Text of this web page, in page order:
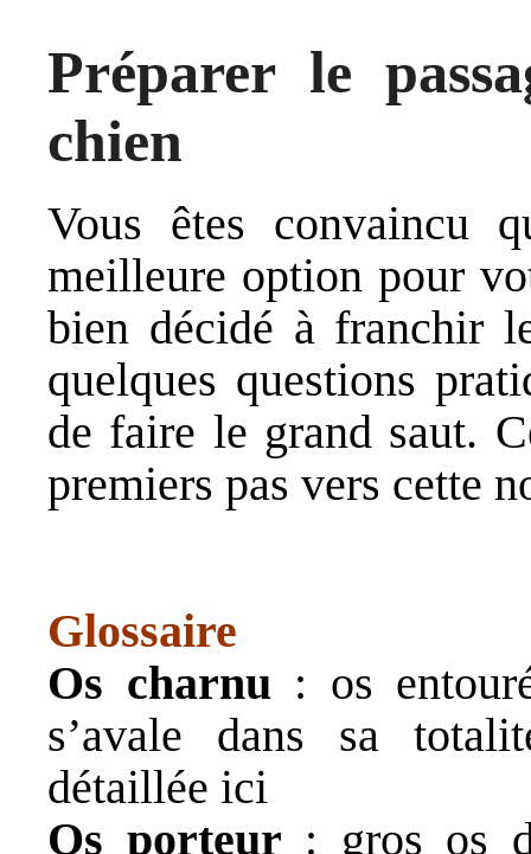
Préparer le
chien
Vous êtes convaincu
meilleure option pour
bien décidé à franchir
quelques questions
de faire le grand saut.
premiers pas vers cette
Glossaire
Os charnu : os
s’avale dans sa
détaillée ici
Os porteur : gros os